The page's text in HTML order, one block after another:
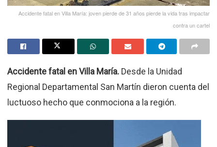
Accidente fatal en Villa María: joven pierde de 31 años pierde la vida tras impactar
contra un cartel
Accidente fatal en Villa María. Desde la Unidad
Regional Departamental San Martín dieron cuenta del
luctuoso hecho que conmociona a la región.